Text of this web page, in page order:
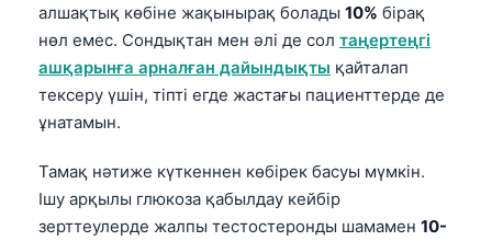
алшақтық көбіне жақынырақ болады 10% бірақ
нөл емес. Сондықтан мен әлі де сол таңертеңгі
ашқарынға арналған дайындықты қайталап
тексеру үшін, тіпті егде жастағы пациенттерде де
ұнатамын.
Тамақ нәтиже күткеннен көбірек басуы мүмкін.
Ішу арқылы глюкоза қабылдау кейбір
зерттеулерде жалпы тестостеронды шамамен 10-